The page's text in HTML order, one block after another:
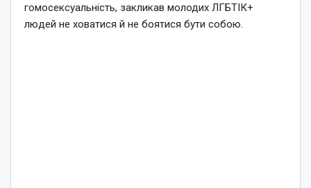
гомосексуальність, закликав молодих ЛГБТІК+
людей не ховатися й не боятися бути собою.